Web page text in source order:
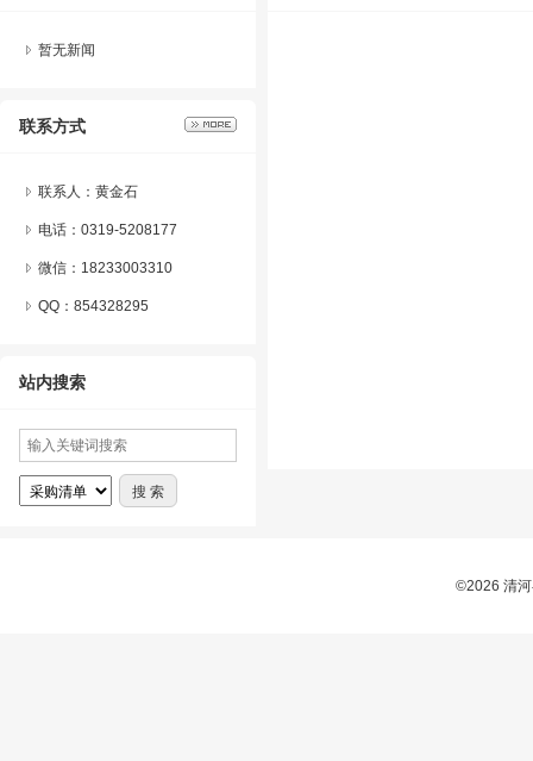
暂无新闻
联系方式
联系人：黄金石
电话：0319-5208177
微信： 18233003310
QQ： 854328295
站内搜索
©2026 清